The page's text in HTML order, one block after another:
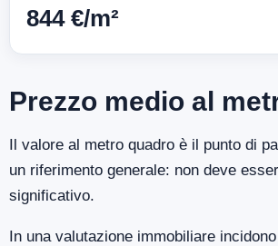
844 €/m²
Prezzo medio al
Il valore al metro quadro è il punto di
un riferimento generale: non deve
significativo.
In una valutazione immobiliare